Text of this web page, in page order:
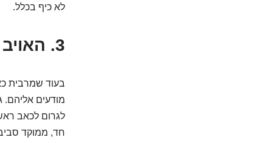
לא כיף בכלל.
3.
בעוד שמרבית
מודעים אליהם.
לגרום לכאב
חד, ממוקד סביב